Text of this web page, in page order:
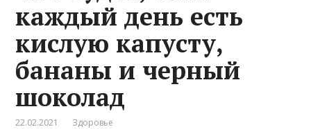
каждый день есть
кислую капусту,
бананы и черный
шоколад
22.02.2021 Здоровье